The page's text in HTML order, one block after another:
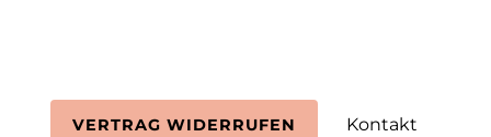
VERTRAG WIDERRUFEN Kontakt